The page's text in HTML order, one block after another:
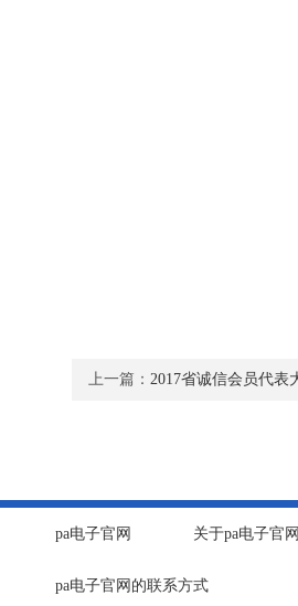
上一篇： 2017省诚信会员代表
pa电子官网 关于pa电子官
pa电子官网的联系方式